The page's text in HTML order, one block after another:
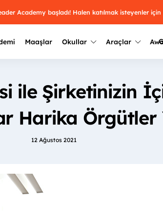
Academy başladı! Halen katılmak isteyenler
Maaşlar Okullar
Üniversite kulüplerini ve
keşfet.
Türkiye ve dünyadaki
hakkında bilgi al.
Araçlar
2025Kazananları
2024 Kazananları
2023
ile Şirketinizin
Harika Örgütler
12 Ağustos 2021